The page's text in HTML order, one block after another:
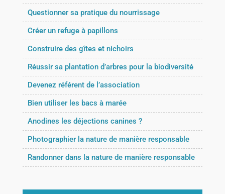
Questionner sa pratique du nourrissage
Créer un refuge à papillons
Construire des gîtes et nichoirs
Réussir sa plantation d’arbres pour la biodiversité
Devenez référent de l’association
Bien utiliser les bacs à marée
Anodines les déjections canines ?
Photographier la nature de manière responsable
Randonner dans la nature de manière responsable